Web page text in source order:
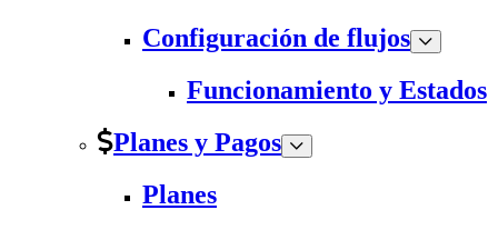
Configuración de flujos
Funcionamiento y Estados
Planes y Pagos
Planes